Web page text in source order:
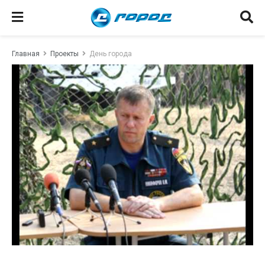
Главная Проекты День города